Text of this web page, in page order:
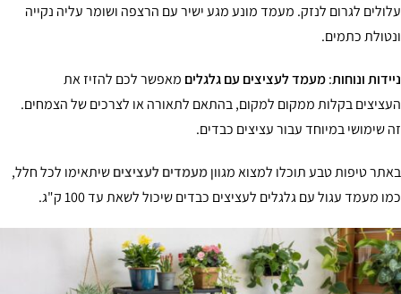
לגרום לנזק. מעמד מונע מגע ישיר עם הרצפה ושומר עליה נקייה
כתמים.
ונוחות:מעמד לעציצים עם גלגליםמאפשר לכם להזיז את
בקלות ממקום למקום, בהתאם לתאורה או לצרכים של הצמחים.
שימושי במיוחד עבור עציצים כבדים.
טיפות טבע תוכלו למצוא מגווןמעמדים לעציציםשיתאימו לכל חלל,
מעמד עגול עם גלגלים לעציצים כבדים שיכול לשאת עד 100 ק"ג.